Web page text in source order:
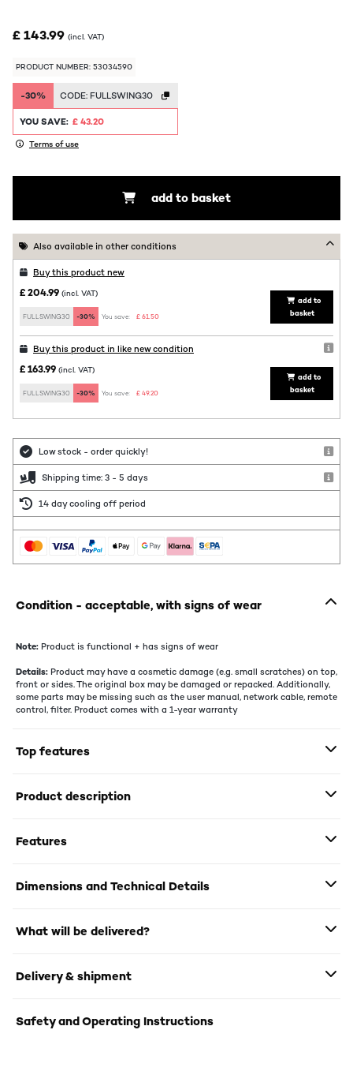
£ 143.99 (incl. VAT)
PRODUCT NUMBER: 53034590
-30% CODE: FULLSWING30
YOU SAVE: £ 43.20
Terms of use
add to basket
Also available in other conditions
Buy this product new
£ 204.99 (incl. VAT)
FULLSWING30 -30% You save: £ 61.50
add to
basket
Buy this product in like new condition
£ 163.99 (incl. VAT)
FULLSWING30 -30% You save: £ 49.20
add to
basket
Low stock - order quickly!
Shipping time: 3 - 5 days
14 day cooling off period
Condition - acceptable, with signs of wear
Note: Product is functional + has signs of wear
Details: Product may have a cosmetic damage (e.g. small scratches) on top,
front or sides. The original box may be damaged or repacked. Additionally,
some parts may be missing such as the user manual, network cable, remote
control, filter. Product comes with a 1-year warranty
Top features
Product description
Features
Dimensions and Technical Details
What will be delivered?
Delivery & shipment
Safety and Operating Instructions